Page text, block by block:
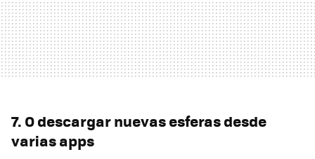
7. O descargar nuevas esferas desde
varias apps